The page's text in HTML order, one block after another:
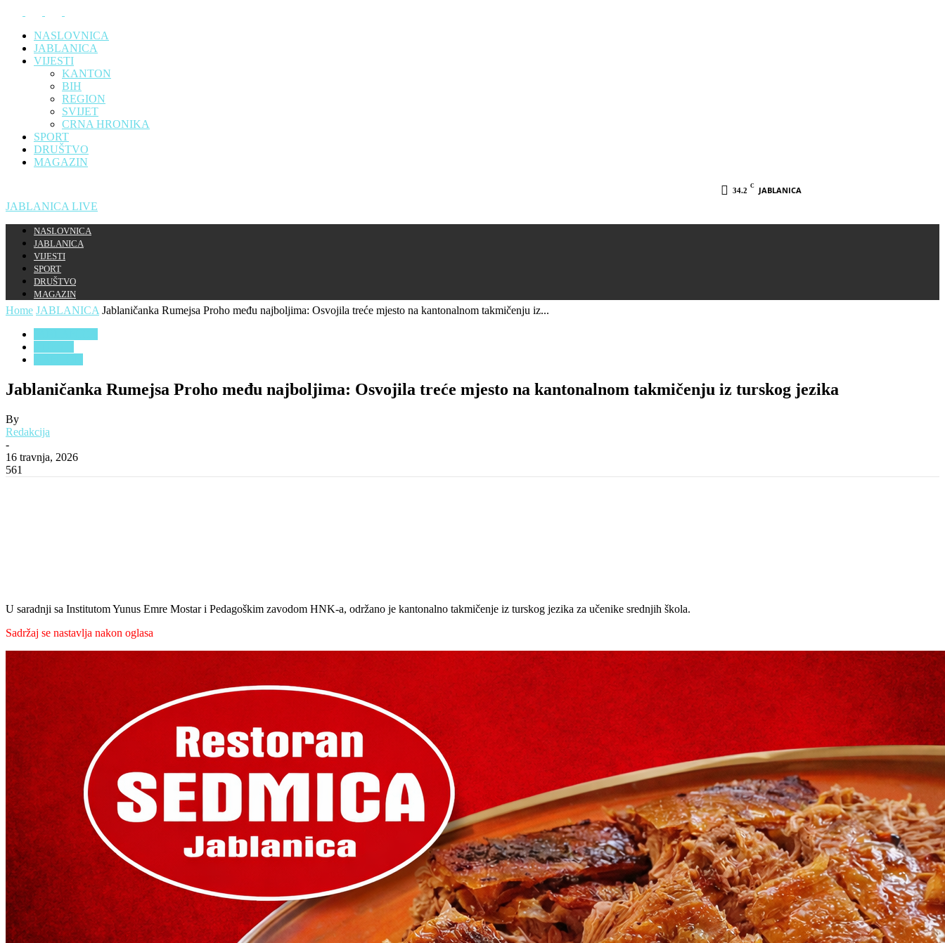
NASLOVNICA
JABLANICA
VIJESTI
KANTON
BIH
REGION
SVIJET
CRNA HRONIKA
SPORT
DRUŠTVO
MAGAZIN
34.2
C JABLANICA
JABLANICA LIVE
NASLOVNICA
JABLANICA
VIJESTI
SPORT
DRUŠTVO
MAGAZIN
Home JABLANICA Jablaničanka Rumejsa Proho među najboljima: Osvojila treće mjesto na kantonalnom takmičenju iz...
Jablaničanka Rumejsa Proho među najboljima: Osvojila treće mjesto na kantonalnom takmičenju iz turskog jezika
By
Redakcija
-
16 travnja, 2026
561
U saradnji sa Institutom Yunus Emre Mostar i Pedagoškim zavodom HNK-a, održano je kantonalno takmičenje iz turskog jezika za učenike srednjih škola.
Sadržaj se nastavlja nakon oglasa